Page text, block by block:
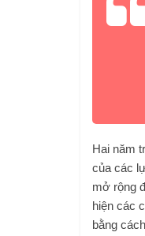
Hai năm
của các
mở rộng
hiện các
bằng